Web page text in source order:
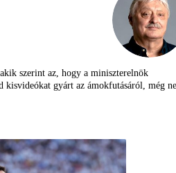
szerint az, hogy a miniszterelnök
kisvideókat gyárt az ámokfutásáról, még